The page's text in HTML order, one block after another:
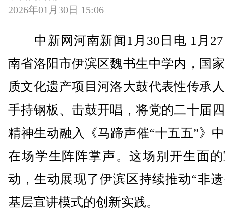
2026年01月30日 15:06
中新网河南新闻1月30日电 1月27
南省洛阳市伊滨区魏书生中学内，国
质文化遗产项目河洛大鼓代表性传承
手持钢板、击鼓开唱，将党的二十届
精神生动融入《马蹄声催“十五五”》
在场学生阵阵掌声。这场别开生面
动，生动展现了伊滨区持续推动“非
基层宣讲模式的创新实践。